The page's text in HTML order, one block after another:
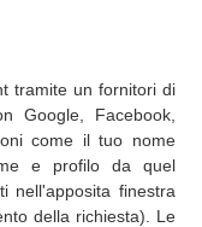
tramite un fornitori di
Google, Facebook,
come il tuo nome
e profilo da quel
nell'apposita finestra
della richiesta). Le